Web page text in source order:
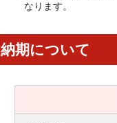
なります。
納期について